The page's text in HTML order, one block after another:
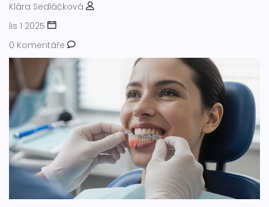
Klára Sedláčková
lis 1 2025
0 Komentáře